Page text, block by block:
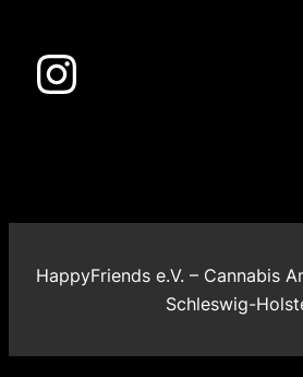
Instagram
HappyFriends e.V. – Cannabis
Schleswig-